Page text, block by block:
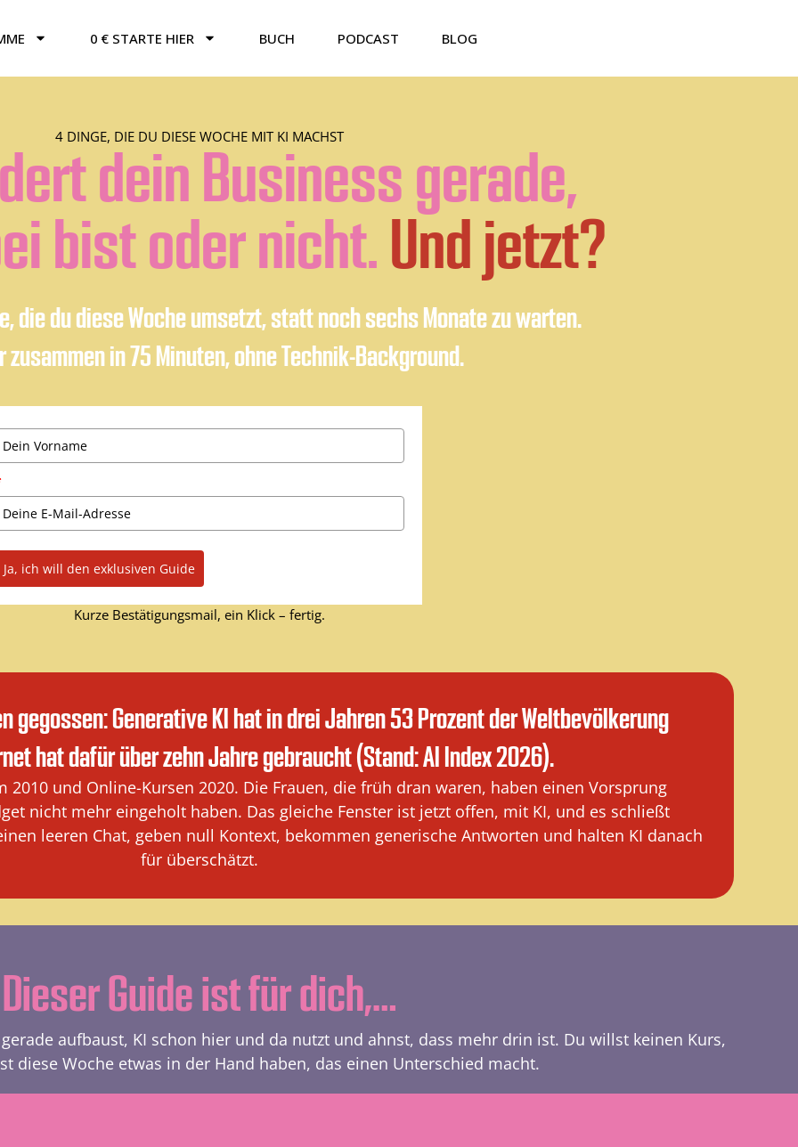
0 € STARTE HIER BUCH PODCAST BLOG
4 DINGE, DIE DU DIESE WOCHE MIT KI MACHST
dein Business gerade,
bist oder nicht.Und jetzt?
die du diese Woche umsetzt, statt noch sechs Monate zu warten.
zusammen in 75 Minuten, ohne Technik-Background.
Ja, ich will den exklusiven Guide
Kurze Bestätigungsmail, ein Klick – fertig.
gegossen: Generative KI hat in drei Jahren 53 Prozent der Weltbevölkerung
hat dafür über zehn Jahre gebraucht (Stand: AI Index 2026).
2010 und Online-Kursen 2020. Die Frauen, die früh dran waren, haben einen Vorsprung
nicht mehr eingeholt haben. Das gleiche Fenster ist jetzt offen, mit KI, und es schließt
leeren Chat, geben null Kontext, bekommen generische Antworten und halten KI danach
für überschätzt.
Dieser Guide ist für dich,…
aufbaust, KI schon hier und da nutzt und ahnst, dass mehr drin ist. Du willst keinen Kurs,
diese Woche etwas in der Hand haben, das einen Unterschied macht.